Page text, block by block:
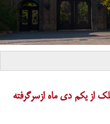
از یکم دی ماه ازسرگرفته